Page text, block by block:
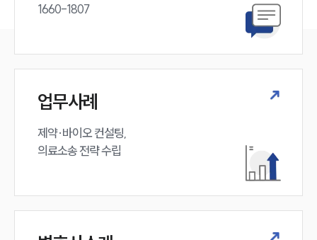
1660-1807
업무사례
제약·바이오 컨설팅,
의료소송 전략 수립